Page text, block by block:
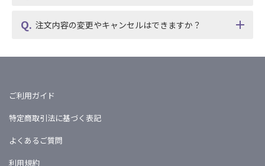
注文内容の変更やキャンセルはできますか？
ご利用ガイド
特定商取引法に基づく表記
よくあるご質問
利用規約